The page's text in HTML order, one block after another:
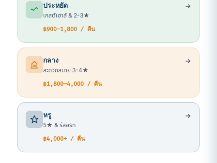
ประหยัด
เกสต์เฮาส์ & 2-3★
฿900–1,800 / คืน
กลาง
สะดวกสบาย 3-4★
฿1,800–4,000 / คืน
หรู
5★ & รีสอร์ท
฿4,000+ / คืน